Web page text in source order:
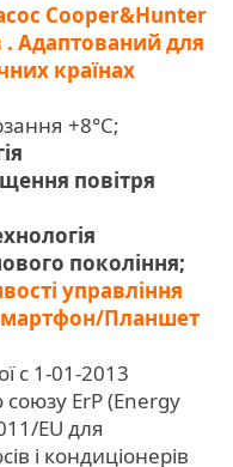
Cooper&Hunter
. Адаптований для
країнах
+8°C;
повітря
покоління;
управління
Планшет
c 1-01-2013
ErP (Energy
EU для
і кондиціонерів